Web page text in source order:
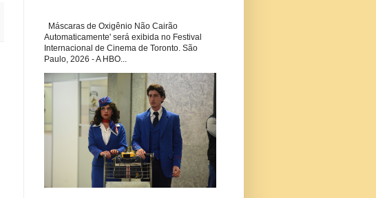
Máscaras de Oxigênio Não Cairão
Automaticamente' será exibida no Festival
Internacional de Cinema de Toronto. São
Paulo, 2026 - A HBO...